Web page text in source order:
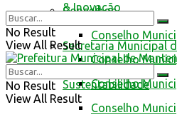
Conselhos
Conselho
Conselho
Conselho
Conselho
& Inovação
Secretaria Municipal
Sustentabilidade
No Result
View All Result
No Result
View All Result